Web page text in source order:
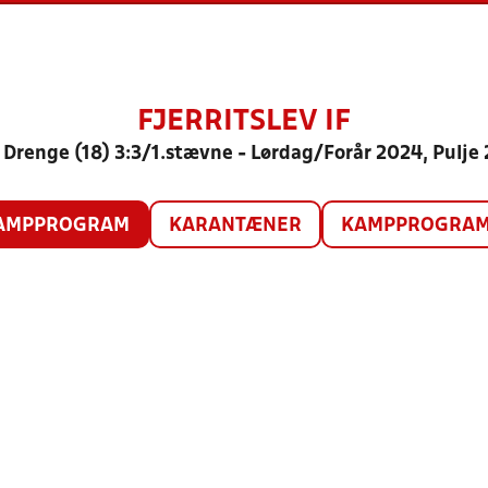
FJERRITSLEV IF
Drenge (18) 3:3/1.stævne - Lørdag/Forår 2024, Pulje
KARANTÆNER